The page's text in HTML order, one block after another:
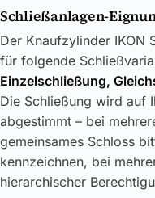
Schließanlagen-
Der Knaufzylinder IKON
für folgende
Einzelschließung,
Die Schließung wird auf
abgestimmt – bei
gemeinsames Schloss
kennzeichnen, bei
hierarchischer